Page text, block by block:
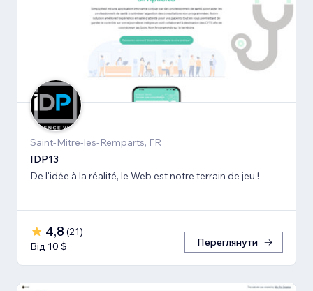
Saint-Mitre-les-Remparts, FR
IDP13
De l'idée à la réalité, le Web est notre terrain de jeu !
4,8 (21)
Від 10 $
Переглянути